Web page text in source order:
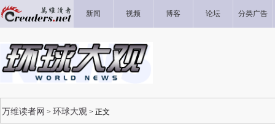
新闻 视频 博客 论坛 分类广告
万维读者网 > 环球大观 > 正文